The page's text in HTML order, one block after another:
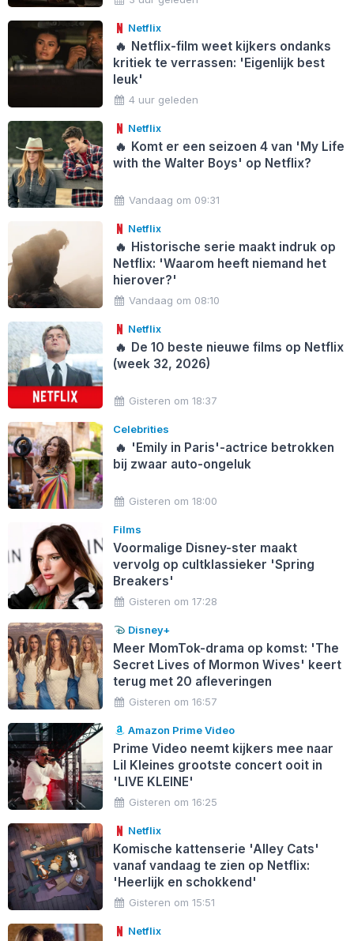
Netflix
🔥 Netflix-film weet kijkers ondanks
kritiek te verrassen: 'Eigenlijk best
leuk'
4 uur geleden
Netflix
🔥 Komt er een seizoen 4 van 'My Life
with the Walter Boys' op Netflix?
Vandaag om 09:31
Netflix
🔥 Historische serie maakt indruk op
Netflix: 'Waarom heeft niemand het
hierover?'
Vandaag om 08:10
Netflix
🔥 De 10 beste nieuwe films op Netflix
(week 32, 2026)
Gisteren om 18:37
Celebrities
🔥 'Emily in Paris'-actrice betrokken
bij zwaar auto-ongeluk
Gisteren om 18:00
Films
Voormalige Disney-ster maakt
vervolg op cultklassieker 'Spring
Breakers'
Gisteren om 17:28
Disney+
Meer MomTok-drama op komst: 'The
Secret Lives of Mormon Wives' keert
terug met 20 afleveringen
Gisteren om 16:57
Amazon Prime Video
Prime Video neemt kijkers mee naar
Lil Kleines grootste concert ooit in
'LIVE KLEINE'
Gisteren om 16:25
Netflix
Komische kattenserie 'Alley Cats'
vanaf vandaag te zien op Netflix:
'Heerlijk en schokkend'
Gisteren om 15:51
Netflix